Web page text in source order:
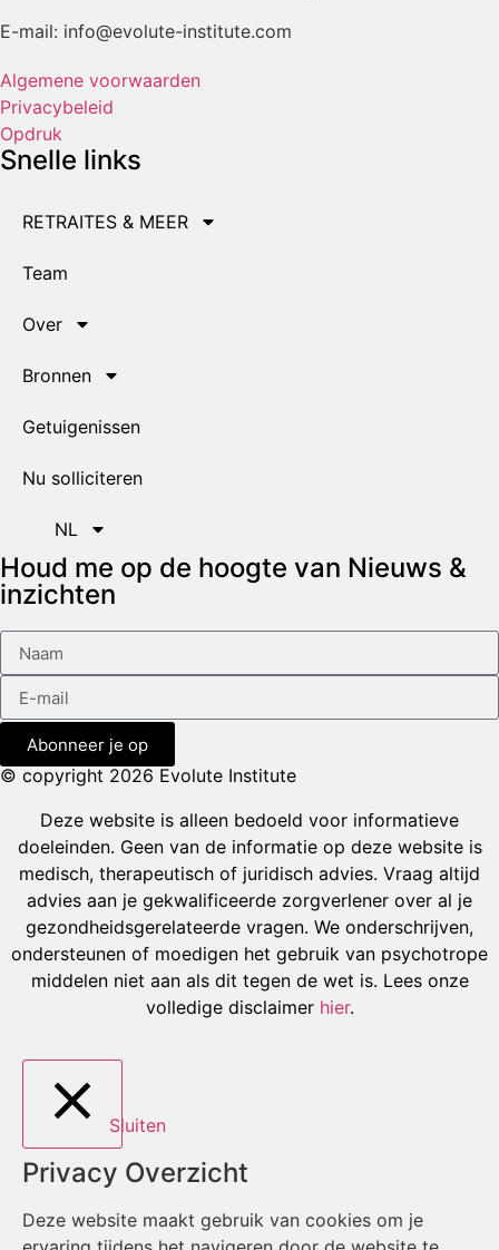
E-mail: info@evolute-institute.com
Algemene voorwaarden
Privacybeleid
Opdruk
Snelle links
RETRAITES & MEER
Team
Over
Bronnen
Getuigenissen
Nu solliciteren
NL
Houd me op de hoogte van Nieuws &
inzichten
Abonneer je op
© copyright 2026 Evolute Institute
Deze website is alleen bedoeld voor informatieve
doeleinden. Geen van de informatie op deze website is
medisch, therapeutisch of juridisch advies. Vraag altijd
advies aan je gekwalificeerde zorgverlener over al je
gezondheidsgerelateerde vragen. We onderschrijven,
ondersteunen of moedigen het gebruik van psychotrope
middelen niet aan als dit tegen de wet is. Lees onze
volledige disclaimer hier.
Sluiten
Privacy Overzicht
Deze website maakt gebruik van cookies om je